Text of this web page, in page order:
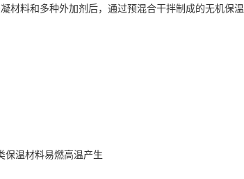
材料和多种外加剂后，通过预混合干拌制成的无机保
保温材料易燃高温产生